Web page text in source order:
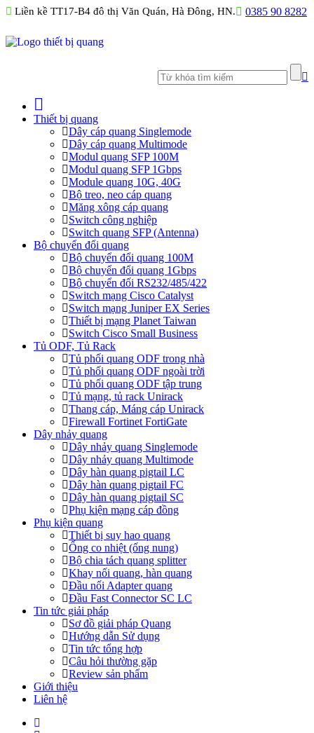
Liền kề TT17-B4 đô thị Văn Quán, Hà Đông, HN. 0385 90 8282
Thiết bị quang
Dây cáp quang Singlemode
Dây cáp quang Multimode
Modul quang SFP 100M
Modul quang SFP 1Gbps
Module quang 10G, 40G
Bộ treo, neo cáp quang
Măng xông cáp quang
Switch công nghiệp
Switch quang SFP (Antenna)
Bộ chuyển đổi quang
Bộ chuyển đổi quang 100M
Bộ chuyển đổi quang 1Gbps
Bộ chuyển đối RS232/485/422
Switch mạng Cisco Catalyst
Switch mạng Juniper EX Series
Thiết bị mạng Planet Taiwan
Switch Cisco Small Business
Tủ ODF, Tủ Rack
Tủ phối quang ODF trong nhà
Tủ phối quang ODF ngoài trời
Tủ phối quang ODF tập trung
Tủ mạng, tủ rack Unirack
Thang cáp, Máng cáp Unirack
Firewall Fortinet FortiGate
Dây nhảy quang
Dây nhảy quang Singlemode
Dây nhảy quang Multimode
Dây hàn quang pigtail LC
Dây hàn quang pigtail FC
Dây hàn quang pigtail SC
Phụ kiện mạng cáp đồng
Phụ kiện quang
Thiết bị suy hao quang
Ống co nhiệt (ống nung)
Bộ chia tách quang splitter
Khay nối quang, hàn quang
Đầu nối Adapter quang
Đầu Fast Connector SC LC
Tin tức giải pháp
Sơ đồ giải pháp Quang
Hướng dẫn Sử dụng
Tin tức tổng hợp
Câu hỏi thường gặp
Review sản phẩm
Giới thiệu
Liên hệ